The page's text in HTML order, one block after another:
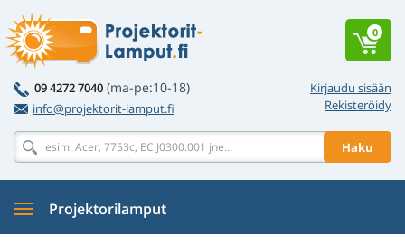
Kirjaudu sisään
Rekisteröidy
09 4272 7040 (ma-pe:10-18)
info@projektorit-lamput.fi
Haku
0
Projektorilamput